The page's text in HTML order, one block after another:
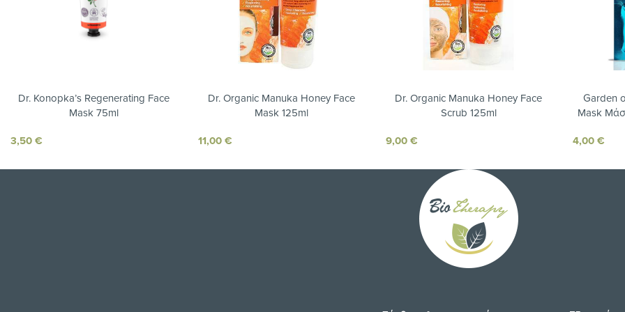
Dr. Konopka’s Regenerating Face
Mask 75ml
3,50€
Dr. Organic Manuka Honey Face
Mask 125ml
11,00€
Dr. Organic Manuka Honey Face
Scrub 125ml
9,00€
Garden
Mask
4,00€